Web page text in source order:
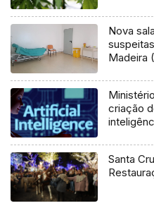
Nova
Madeira
criação
Santa